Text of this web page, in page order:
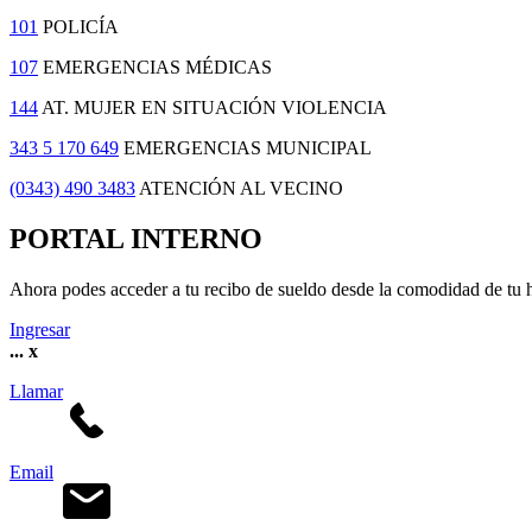
101 POLICÍA
107 EMERGENCIAS MÉDICAS
144 AT. MUJER EN SITUACIÓN VIOLENCIA
343 5 170 649 EMERGENCIAS MUNICIPAL
(0343) 490 3483 ATENCIÓN AL VECINO
PORTAL INTERNO
Ahora podes acceder a tu recibo de sueldo desde la comodidad de tu
Ingresar
... x
Llamar
Email